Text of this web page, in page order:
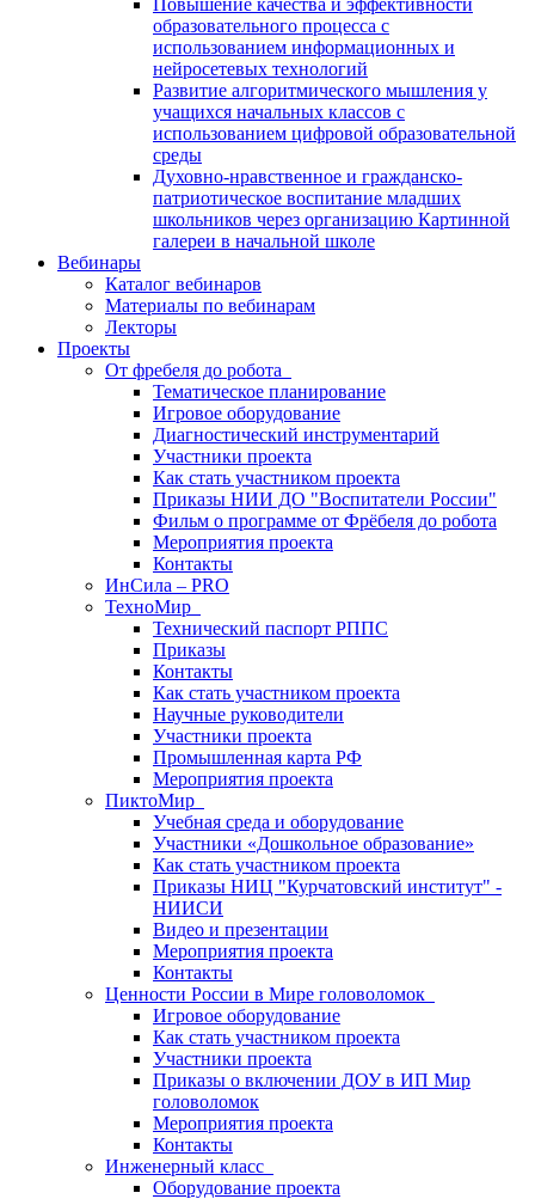
Повышение качества и эффективности
образовательного процесса с
использованием информационных и
нейросетевых технологий
Развитие алгоритмического мышления у
учащихся начальных классов с
использованием цифровой образовательной
среды
Духовно-нравственное и гражданско-
патриотическое воспитание младших
школьников через организацию Картинной
галереи в начальной школе
Вебинары
Каталог вебинаров
Материалы по вебинарам
Лекторы
Проекты
От фребеля до робота
Тематическое планирование
Игровое оборудование
Диагностический инструментарий
Участники проекта
Как стать участником проекта
Приказы НИИ ДО "Воспитатели России"
Фильм о программе от Фрёбеля до робота
Мероприятия проекта
Контакты
ИнСила – PRO
ТехноМир
Технический паспорт РППС
Приказы
Контакты
Как стать участником проекта
Научные руководители
Участники проекта
Промышленная карта РФ
Мероприятия проекта
ПиктоМир
Учебная среда и оборудование
Участники «Дошкольное образование»
Как стать участником проекта
Приказы НИЦ "Курчатовский институт" -
НИИСИ
Видео и презентации
Мероприятия проекта
Контакты
Ценности России в Мире головоломок
Игровое оборудование
Как стать участником проекта
Участники проекта
Приказы о включении ДОУ в ИП Мир
головоломок
Мероприятия проекта
Контакты
Инженерный класс
Оборудование проекта